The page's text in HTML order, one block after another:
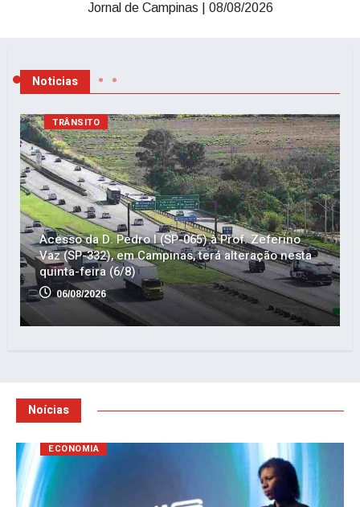
Jornal de Campinas | 08/08/2026
Noticias
TRÂNSITO
Acesso da D. Pedro I (SP-065) à Prof. Zeferino
Vaz (SP-332), em Campinas, terá alteração nesta
quinta-feira (6/8)
06/08/2026
Noícias
ECONOMIA